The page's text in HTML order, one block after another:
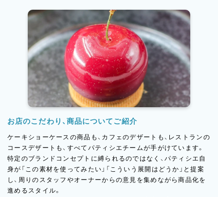
的な成長においても大きなやりがいになっています。
お店のこだわり、商品についてご紹介
ケーキショーケースの商品も、カフェのデザートも、レストランの
コースデザートも、すべてパティシエチームが手がけています。
特定のブランドコンセプトに縛られるのではなく、パティシエ自
身が「この素材を使ってみたい」「こういう展開はどうか」と提案
し、周りのスタッフやオーナーからの意見を集めながら商品化を
進めるスタイル。